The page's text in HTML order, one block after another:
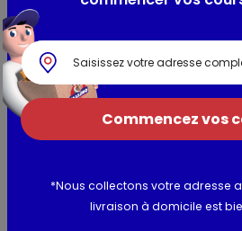
soupes du rayon ambiant
Composition / Ingrédients /
Ingrédients: eau,vermicelles cuits
(GLUTEN), blanc d'OEUF),morceaux
cuite et saumurée 3,0% (viande
RAVE,arômes naturels,extrait
thym,arôme naturel de
Commencez vos
*Nous collectons votre adresse
livraison à domicile est